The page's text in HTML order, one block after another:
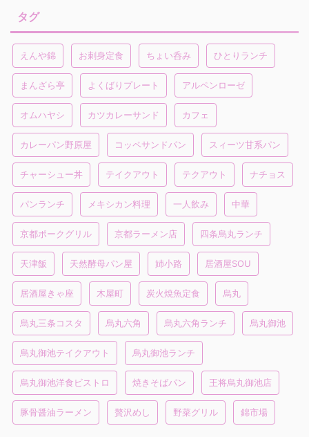
タグ
えんや錦 お刺身定食 ちょい呑み ひとりランチ
まんざら亭 よくばりプレート アルペンローゼ
オムハヤシ カツカレーサンド カフェ
カレーパン野原屋 コッペサンドパン スィーツ甘系パン
チャーシュー丼 テイクアウト テクアウト ナチョス
パンランチ メキシカン料理 一人飲み 中華
京都ポークグリル 京都ラーメン店 四条烏丸ランチ
天津飯 天然酵母パン屋 姉小路 居酒屋SOU
居酒屋きゃ座 木屋町 炭火焼魚定食 烏丸
烏丸三条コスタ 烏丸六角 烏丸六角ランチ 烏丸御池
烏丸御池テイクアウト 烏丸御池ランチ
烏丸御池洋食ビストロ 焼きそばパン 王将烏丸御池店
豚骨醤油ラーメン 贅沢めし 野菜グリル 錦市場